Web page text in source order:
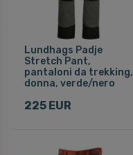
Lundhags Padje
Stretch Pant,
pantaloni da trekking,
donna, verde/nero
225 EUR